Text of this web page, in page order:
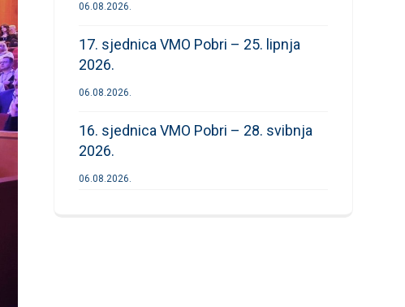
06.08.2026.
17. sjednica VMO Pobri – 25. lipnja
2026.
06.08.2026.
16. sjednica VMO Pobri – 28. svibnja
2026.
06.08.2026.